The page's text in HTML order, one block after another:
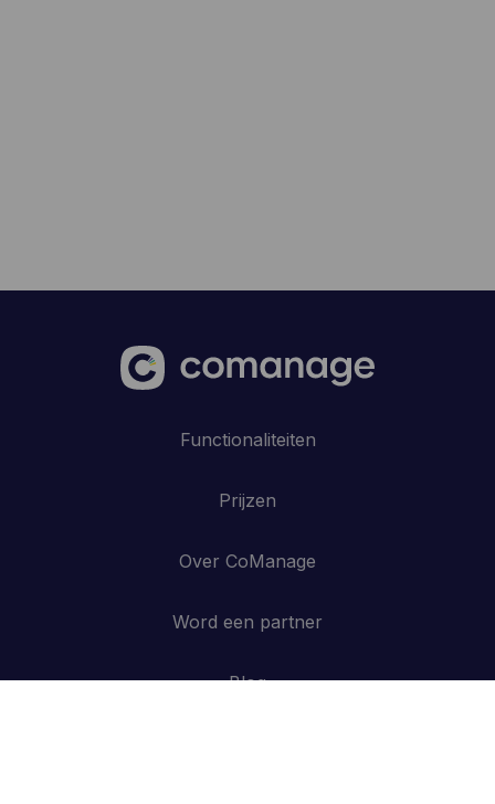
Functionaliteiten
Prijzen
Over CoManage
Word een partner
Blog